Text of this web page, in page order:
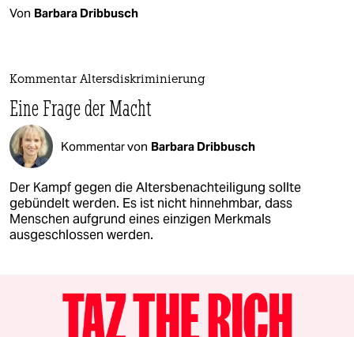
Von Barbara Dribbusch
Kommentar Altersdiskriminierung
Eine Frage der Macht
Kommentar von Barbara Dribbusch
Der Kampf gegen die Altersbenachteiligung sollte
gebündelt werden. Es ist nicht hinnehmbar, dass
Menschen aufgrund eines einzigen Merkmals
ausgeschlossen werden.